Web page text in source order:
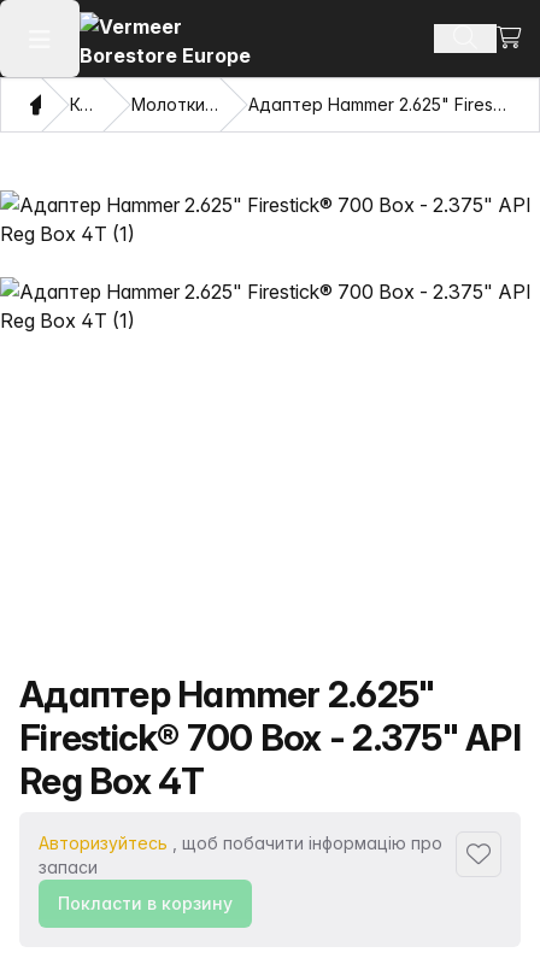
Відкрити головне меню Пошук
ДімКаталог Молотки Mincon™ HDD Адаптер Hammer 2.625" Firestick® 700 Box - 2.375" API Reg Box 4T
Назва продукту
Адаптер Hammer 2.625"
Firestick® 700 Box - 2.375" API
Reg Box 4T
Авторизуйтесь , щоб побачити інформацію про
запаси
Покласти в корзину